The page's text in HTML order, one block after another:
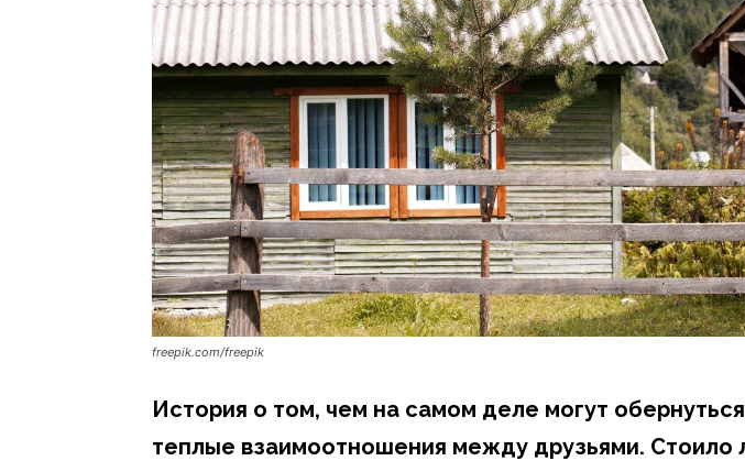
freepik.com/freepik
История о том, чем на самом деле могут
теплые взаимоотношения между друзьями. Стоило